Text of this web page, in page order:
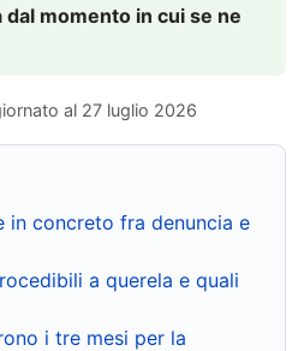
momento in cui se ne
al 27 luglio 2026
in concreto fra denuncia e
a querela e quali
i tre mesi per la